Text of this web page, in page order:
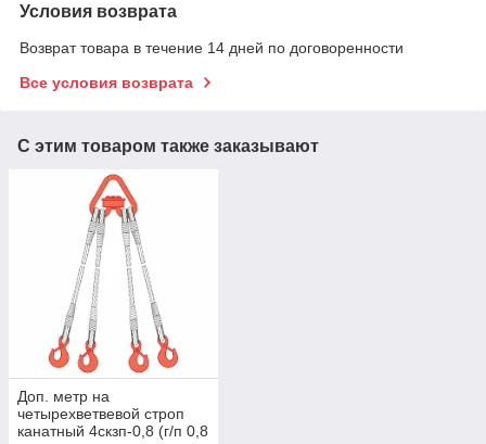
Условия возврата
Возврат товара в течение 14 дней по договоренности
Все условия возврата
С этим товаром также заказывают
Доп. метр на
четырехветвевой строп
канатный 4скзп-0,8 (г/п 0,8